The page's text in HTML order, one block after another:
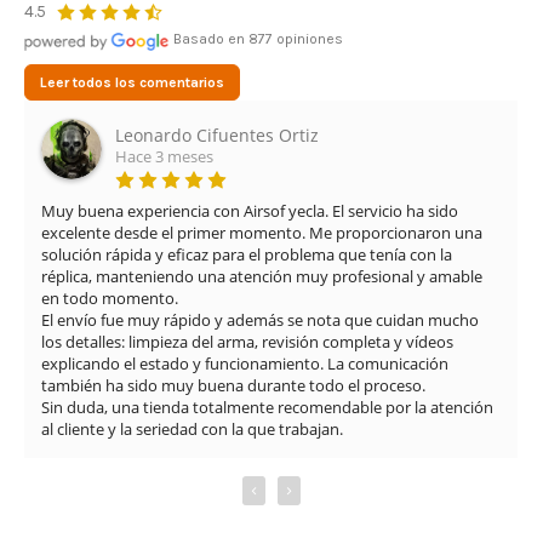
4.5
Basado en 877 opiniones
Leer todos los comentarios
Leonardo Cifuentes Ortiz
Hace 3 meses
Muy buena experiencia con Airsof yecla. El servicio ha sido
excelente desde el primer momento. Me proporcionaron una
solución rápida y eficaz para el problema que tenía con la
réplica, manteniendo una atención muy profesional y amable
en todo momento.
El envío fue muy rápido y además se nota que cuidan mucho
los detalles: limpieza del arma, revisión completa y vídeos
explicando el estado y funcionamiento. La comunicación
también ha sido muy buena durante todo el proceso.
Sin duda, una tienda totalmente recomendable por la atención
al cliente y la seriedad con la que trabajan.
‹ ›